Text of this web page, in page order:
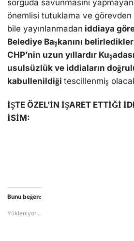
sorguda savunmasını
önemlisi tutuklama ve görevden
bile yayınlanmadan iddiaya
Belediye Başkanını
CHP’nin uzun yıllardır
usulsüzlük ve iddiaların
kabullenildiği tescillenmiş
İŞTE ÖZEL’İN İŞARET ETTİĞİ
İSİM:
Bunu beğen:
Yükleniyor...